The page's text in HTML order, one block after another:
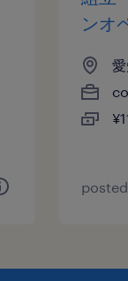
ンオ